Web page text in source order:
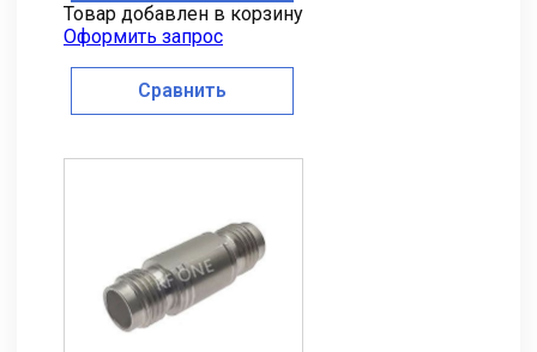
Товар добавлен в корзину
Оформить запрос
Сравнить